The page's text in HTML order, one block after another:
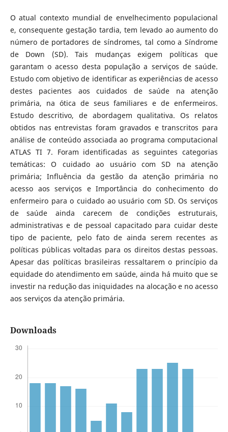
O atual contexto mundial de envelhecimento populacional
e, consequente gestação tardia, tem levado ao aumento do
número de portadores de síndromes, tal como a Síndrome
de Down (SD). Tais mudanças exigem políticas que
garantam o acesso desta população a serviços de saúde.
Estudo com objetivo de identificar as experiências de acesso
destes pacientes aos cuidados de saúde na atenção
primária, na ótica de seus familiares e de enfermeiros.
Estudo descritivo, de abordagem qualitativa. Os relatos
obtidos nas entrevistas foram gravados e transcritos para
análise de conteúdo associada ao programa computacional
ATLAS TI 7. Foram identificadas as seguintes categorias
temáticas: O cuidado ao usuário com SD na atenção
primária; Influência da gestão da atenção primária no
acesso aos serviços e Importância do conhecimento do
enfermeiro para o cuidado ao usuário com SD. Os serviços
de saúde ainda carecem de condições estruturais,
administrativas e de pessoal capacitado para cuidar deste
tipo de paciente, pelo fato de ainda serem recentes as
políticas públicas voltadas para os direitos destas pessoas.
Apesar das políticas brasileiras ressaltarem o princípio da
equidade do atendimento em saúde, ainda há muito que se
investir na redução das iniquidades na alocação e no acesso
aos serviços da atenção primária.
Downloads